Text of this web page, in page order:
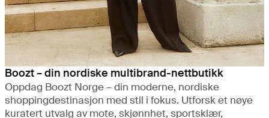
Boozt – din nordiske multibrand-nettbutikk
Oppdag Boozt Norge – din moderne, nordiske
shoppingdestinasjon med stil i fokus. Utforsk et nøye
kuratert utvalg av mote, skjønnhet, sportsklær,